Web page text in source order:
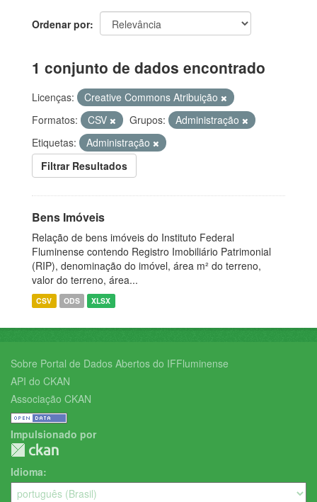
Ordenar por
1 conjunto de dados encontrado
Licenças:
Creative Commons Atribuição
Formatos:
CSV Grupos:
Administração
Etiquetas:
Administração
Filtrar Resultados
Bens Imóveis
Relação de bens imóveis do Instituto Federal
Fluminense contendo Registro Imobiliário Patrimonial
(RIP), denominação do imóvel, área m² do terreno,
valor do terreno, área...
CSV ODS XLSX
Sobre Portal de Dados Abertos do IFFluminense
API do CKAN
Associação CKAN
Impulsionado por
Idioma